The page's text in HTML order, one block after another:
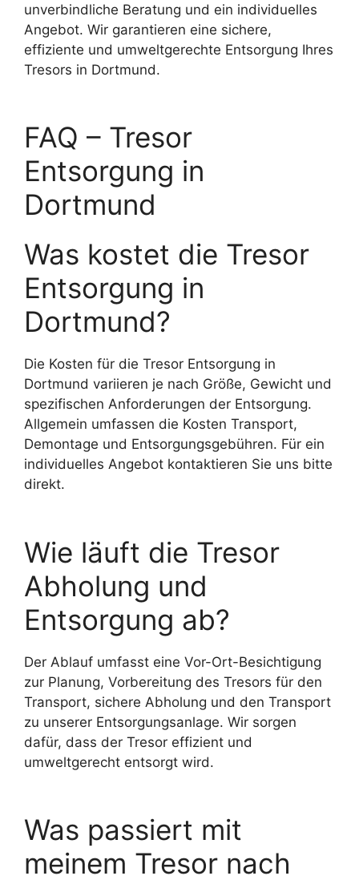
unverbindliche Beratung und ein individuelles
Angebot. Wir garantieren eine sichere,
effiziente und umweltgerechte Entsorgung Ihres
Tresors in Dortmund.
FAQ – Tresor
Entsorgung in
Dortmund
Was kostet die Tresor
Entsorgung in
Dortmund?
Die Kosten für die Tresor Entsorgung in
Dortmund variieren je nach Größe, Gewicht und
spezifischen Anforderungen der Entsorgung.
Allgemein umfassen die Kosten Transport,
Demontage und Entsorgungsgebühren. Für ein
individuelles Angebot kontaktieren Sie uns bitte
direkt.
Wie läuft die Tresor
Abholung und
Entsorgung ab?
Der Ablauf umfasst eine Vor-Ort-Besichtigung
zur Planung, Vorbereitung des Tresors für den
Transport, sichere Abholung und den Transport
zu unserer Entsorgungsanlage. Wir sorgen
dafür, dass der Tresor effizient und
umweltgerecht entsorgt wird.
Was passiert mit
meinem Tresor nach